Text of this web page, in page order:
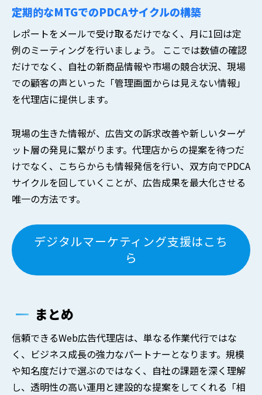
定期的なMTGでのPDCAサイクルの構築
レポートをメールで受け取るだけでなく、月に1回は定
例のミーティングを行いましょう。 ここでは数値の確認
だけでなく、自社の新商品情報や市場の競合状況、現場
での顧客の声といった「管理画面からは見えない情報」
を代理店に提供します。
現場の生きた情報が、広告文の訴求改善や新しいターゲ
ット層の発見に繋がります。代理店からの提案を待つだ
けでなく、こちらからも情報発信を行い、双方向でPDCA
サイクルを回していくことが、広告成果を最大化させる
唯一の方法です。
デジタルマーケティング支援はこち
ら
まとめ
信頼できるWeb広告代理店は、単なる作業代行ではな
く、ビジネス成長の強力なパートナーとなります。規模
や知名度だけで選ぶのではなく、自社の課題を深く理解
し、透明性の高い運用と建設的な提案をしてくれる「相